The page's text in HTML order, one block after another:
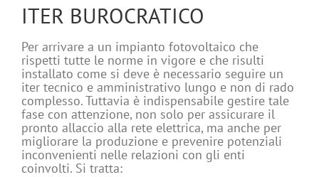
ITER BUROCRATICO
Per arrivare a un impianto fotovoltaico che
rispetti tutte le norme in vigore e che risulti
installato come si deve è necessario seguire un
iter tecnico e amministrativo lungo e non di rado
complesso. Tuttavia è indispensabile gestire tale
fase con attenzione, non solo per assicurare il
pronto allaccio alla rete elettrica, ma anche per
migliorare la produzione e prevenire potenziali
inconvenienti nelle relazioni con gli enti
coinvolti. Si tratta: